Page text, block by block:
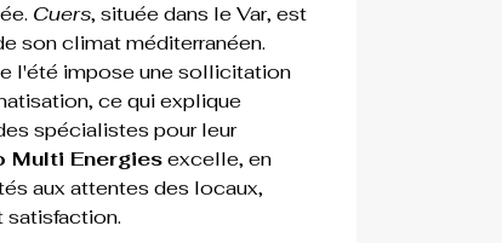
Cuers, située dans le Var, est
son climat méditerranéen.
l'été impose une sollicitation
ce qui explique
spécialistes pour leur
Multi Energies excelle, en
aux attentes des locaux,
satisfaction.